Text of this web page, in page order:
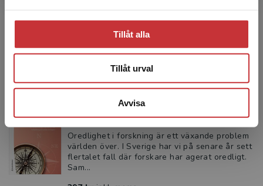
Tillåt alla
Tillåt urval
Avvisa
flertalet fall där forskare har agerat oredligt.
163 krinkl. moms
En handbok i forskningsetik
Månsson, N - Johansson Westholm, L
Oredlighet i forskning är ett växande problem
världen över. I Sverige har vi på senare år sett
flertalet fall där forskare har agerat oredligt.
Sam...